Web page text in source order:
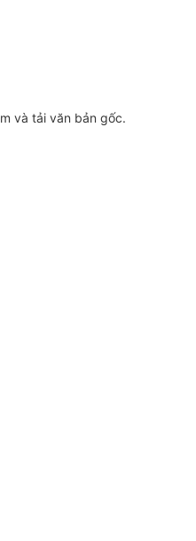
và tải văn bản gốc.